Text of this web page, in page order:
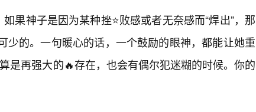
果神子是因为某种挫⭐败感或者无奈感而“焊出”，那
少的。一句暖心的话，一个鼓励的眼神，都能让她重
是再强大的🔥存在，也会有偶尔犯迷糊的时候。你的